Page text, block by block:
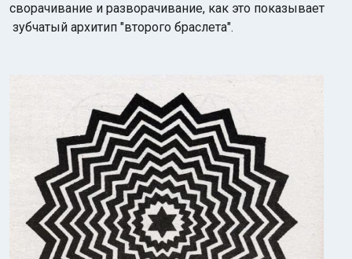
сворачивание и разворачивание, как это показывает
зубчатый архитип "второго браслета".